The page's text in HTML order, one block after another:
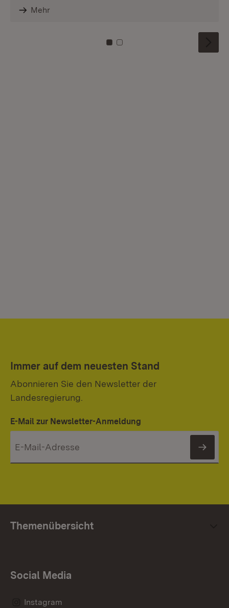
Mehr
Zu Kachel: 0
Zu Kachel: 1
Immer auf dem neuesten Stand
Abonnieren Sie den Newsletter der
Landesregierung.
E-Mail zur Newsletter-Anmeldung
Themenübersicht
Social Media
Instagram